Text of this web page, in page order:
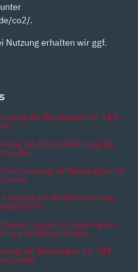
co2/.
Nutzung erhalten wir ggf.
als Neuwagen für 149
als Bestellfahrzeug für
brutto
im Leasing als Neuwagen für
netto
als Vorlauffahrzeug
brutto
Evoque im Leasing als
im Monat brutto
als Neuwagen für 149
brutto